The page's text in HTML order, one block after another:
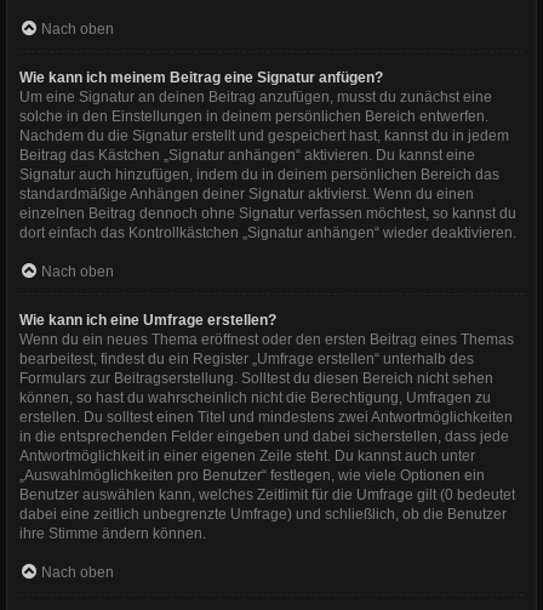
Nach oben
Wie kann ich meinem Beitrag eine Signatur anfügen?
Um eine Signatur an deinen Beitrag anzufügen, musst du zunächst eine
solche in den Einstellungen in deinem persönlichen Bereich entwerfen.
Nachdem du die Signatur erstellt und gespeichert hast, kannst du in jedem
Beitrag das Kästchen „Signatur anhängen“ aktivieren. Du kannst eine
Signatur auch hinzufügen, indem du in deinem persönlichen Bereich das
standardmäßige Anhängen deiner Signatur aktivierst. Wenn du einen
einzelnen Beitrag dennoch ohne Signatur verfassen möchtest, so kannst du
dort einfach das Kontrollkästchen „Signatur anhängen“ wieder deaktivieren.
Nach oben
Wie kann ich eine Umfrage erstellen?
Wenn du ein neues Thema eröffnest oder den ersten Beitrag eines Themas
bearbeitest, findest du ein Register „Umfrage erstellen“ unterhalb des
Formulars zur Beitragserstellung. Solltest du diesen Bereich nicht sehen
können, so hast du wahrscheinlich nicht die Berechtigung, Umfragen zu
erstellen. Du solltest einen Titel und mindestens zwei Antwortmöglichkeiten
in die entsprechenden Felder eingeben und dabei sicherstellen, dass jede
Antwortmöglichkeit in einer eigenen Zeile steht. Du kannst auch unter
„Auswahlmöglichkeiten pro Benutzer“ festlegen, wie viele Optionen ein
Benutzer auswählen kann, welches Zeitlimit für die Umfrage gilt (0 bedeutet
dabei eine zeitlich unbegrenzte Umfrage) und schließlich, ob die Benutzer
ihre Stimme ändern können.
Nach oben